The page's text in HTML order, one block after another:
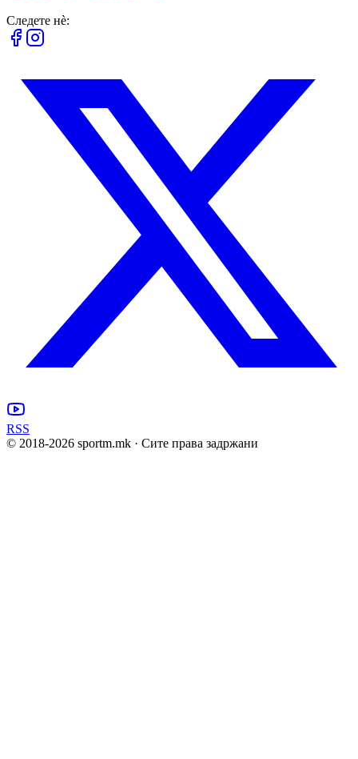
Следете нè:
RSS
© 2018-2026 sportm.mk · Сите права задржани